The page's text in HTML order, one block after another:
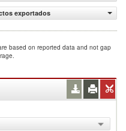
exportados
based on reported data and not gap